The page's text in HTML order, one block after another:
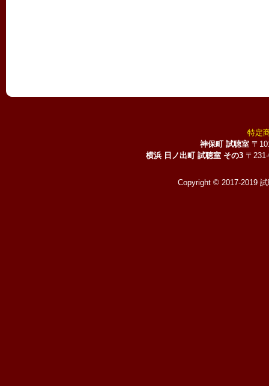
特定
神保町 試聴室 〒
横浜 日ノ出町 試聴室 その3 〒
Copyright © 2017-2019